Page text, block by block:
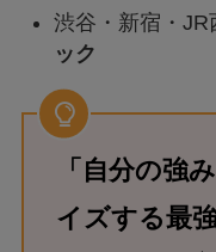
渋谷・新宿・JR
ック
「自分の強
イズする最